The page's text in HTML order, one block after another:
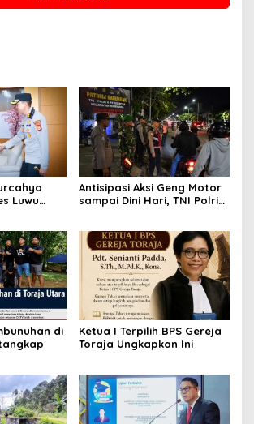
Luwu
Antisipasi Aksi Geng Motor
sampai Dini Hari, TNI Polri
di
Ketua I Terpilih BPS Gereja
Toraja Ungkapkan Ini